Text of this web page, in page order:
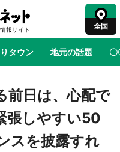
全国
タウン 地元の話題 〇
はありがとう 物語がはじ
』と神奈川県の3度目コ
じて「小児がん」学べる
前日は、心配で
しやすい50
スを披露すれ